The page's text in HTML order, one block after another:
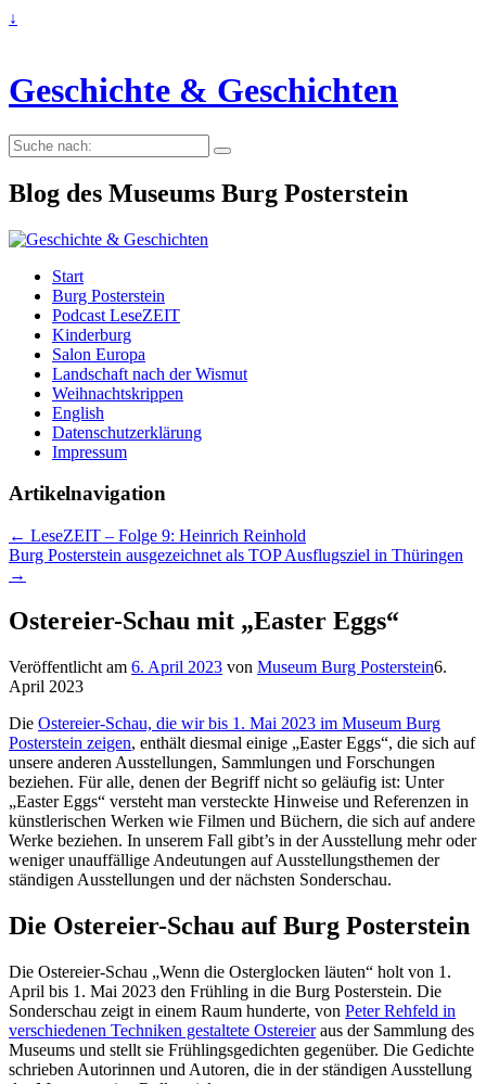
↓
Geschichte & Geschichten
Suche
nach:
Blog des Museums Burg Posterstein
Start
Burg Posterstein
Podcast LeseZEIT
Kinderburg
Salon Europa
Landschaft nach der Wismut
Weihnachtskrippen
English
Datenschutzerklärung
Impressum
Artikelnavigation
← LeseZEIT – Folge 9: Heinrich Reinhold
Burg Posterstein ausgezeichnet als TOP Ausflugsziel in Thüringen
→
Ostereier-Schau mit „Easter Eggs“
Veröffentlicht am 6. April 2023 von Museum Burg Posterstein6.
April 2023
Die Ostereier-Schau, die wir bis 1. Mai 2023 im Museum Burg
Posterstein zeigen, enthält diesmal einige „Easter Eggs“, die sich auf
unsere anderen Ausstellungen, Sammlungen und Forschungen
beziehen. Für alle, denen der Begriff nicht so geläufig ist: Unter
„Easter Eggs“ versteht man versteckte Hinweise und Referenzen in
künstlerischen Werken wie Filmen und Büchern, die sich auf andere
Werke beziehen. In unserem Fall gibt’s in der Ausstellung mehr oder
weniger unauffällige Andeutungen auf Ausstellungsthemen der
ständigen Ausstellungen und der nächsten Sonderschau.
Die Ostereier-Schau auf Burg Posterstein
Die Ostereier-Schau „Wenn die Osterglocken läuten“ holt von 1.
April bis 1. Mai 2023 den Frühling in die Burg Posterstein. Die
Sonderschau zeigt in einem Raum hunderte, von Peter Rehfeld in
verschiedenen Techniken gestaltete Ostereieraus der Sammlung des
Museums und stellt sie Frühlingsgedichten gegenüber. Die Gedichte
schrieben Autorinnen und Autoren, die in der ständigen Ausstellung